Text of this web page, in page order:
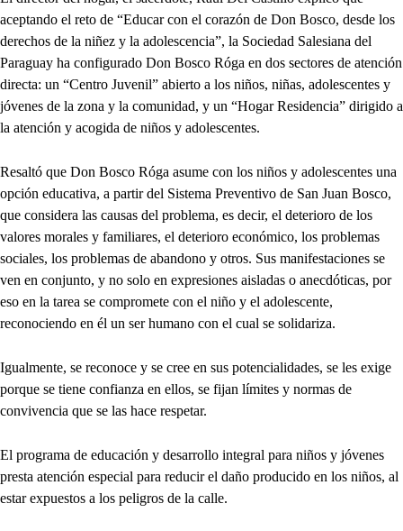
aceptando el reto de “Educar con el corazón de Don Bosco, desde los
derechos de la niñez y la adolescencia”, la Sociedad Salesiana del
Paraguay ha configurado Don Bosco Róga en dos sectores de atención
directa: un “Centro Juvenil” abierto a los niños, niñas, adolescentes y
jóvenes de la zona y la comunidad, y un “Hogar Residencia” dirigido a
la atención y acogida de niños y adolescentes.
Resaltó que Don Bosco Róga asume con los niños y adolescentes una
opción educativa, a partir del Sistema Preventivo de San Juan Bosco,
que considera las causas del problema, es decir, el deterioro de los
valores morales y familiares, el deterioro económico, los problemas
sociales, los problemas de abandono y otros. Sus manifestaciones se
ven en conjunto, y no solo en expresiones aisladas o anecdóticas, por
eso en la tarea se compromete con el niño y el adolescente,
reconociendo en él un ser humano con el cual se solidariza.
Igualmente, se reconoce y se cree en sus potencialidades, se les exige
porque se tiene confianza en ellos, se fijan límites y normas de
convivencia que se las hace respetar.
El programa de educación y desarrollo integral para niños y jóvenes
presta atención especial para reducir el daño producido en los niños, al
estar expuestos a los peligros de la calle.